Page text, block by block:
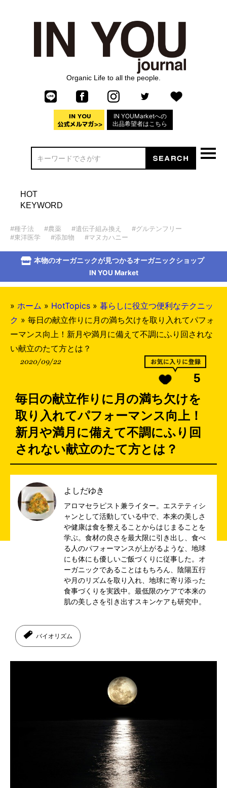
Organic Life to all the people.
IN YOUMarketへの
出品希望者はこちら
HOT
KEYWORD
#種子法 #農薬 #遺伝子組み換え
#グルテンフリー
#東洋医学
#添加物 #マヌカハニー
本物のオーガニックが見つかるオーガニックショップ
IN YOU Market
» ホーム » HotTopics » 暮らしに役立つ便利なテクニッ
ク » 毎日の献立作りに月の満ち欠けを取り入れてパフォ
ーマンス向上！新月や満月に備えて不調にふり回されな
い献立のたて方とは？
2020/09/22
5
毎日の献立作りに月の満ち欠けを
取り入れてパフォーマンス向上！
新月や満月に備えて不調にふり回
されない献立のたて方とは？
よしだゆき
アロマセラピスト兼ライター。エステティシ
ャンとして活動している中で、本来の美しさ
や健康は食を整えることからはじまることを
学ぶ。食材の良さを最大限に引き出し、食べ
る人のパフォーマンスが上がるような、地球
にも体にも優しいご飯づくりに従事した。オ
ーガニックであることはもちろん、陰陽五行
や月のリズムを取り入れ、地球に寄り添った
食事づくりを実践中。最低限のケアで本来の
肌の美しさを引き出すスキンケアも研究中。
バイオリズム